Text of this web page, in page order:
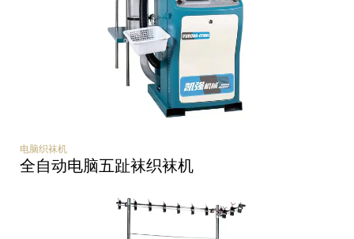
电脑织袜机
全自动电脑五趾袜织袜机